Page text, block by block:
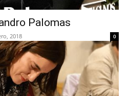
Palomas
2018 0